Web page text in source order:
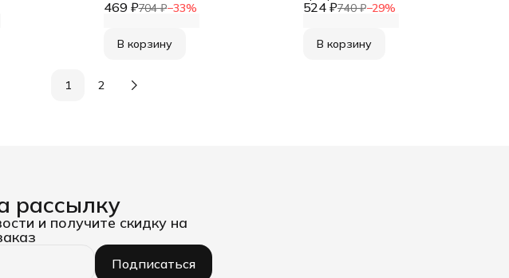
под 469 ₽704 ₽−33%
всесезонная 753 Профи 750 мл
В корзину
524 ₽740 ₽−29%
для строительных блоков KUDO
В корзину
1 2
рассылку
и получите скидку на
Подписаться